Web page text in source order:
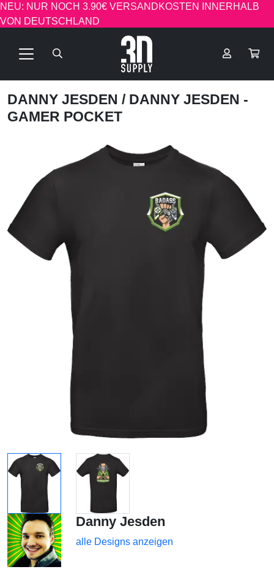
NEU: NUR NOCH 3.90€ VERSANDKOSTEN INNERHALB
VON DEUTSCHLAND
DANNY JESDEN / DANNY JESDEN -
GAMER POCKET
Danny Jesden
alle Designs anzeigen